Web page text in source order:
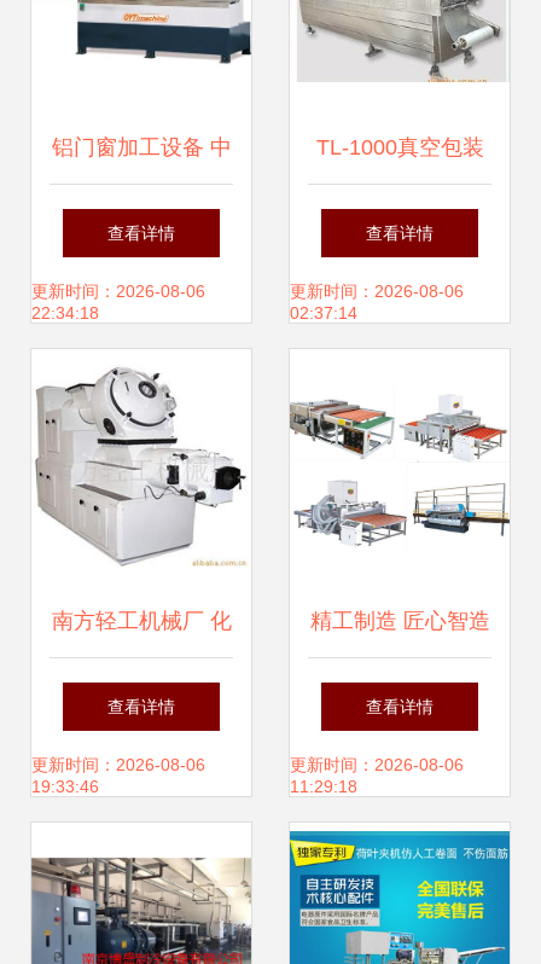
铝门窗加工设备 中
柱六刀端面铣床产
品展示与相册
查看详情
更新时间：2026-08-06
22:34:18
TL-1000真空包装
机 诸城市天利食品
机械打造的品质之
查看详情
更新时间：2026-08-06
02:37:14
南方轻工机械厂 化
工成型设备产品列
表
查看详情
更新时间：2026-08-06
19:33:46
精工制造 匠心智造
——佛山市顺德区
伦教弘泰鑫玻璃机
械厂发展侧记
查看详情
更新时间：2026-08-06
11:29:18